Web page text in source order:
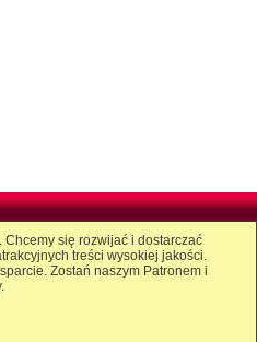
się rozwijać i dostarczać
treści wysokiej jakości.
Zostań naszym Patronem i